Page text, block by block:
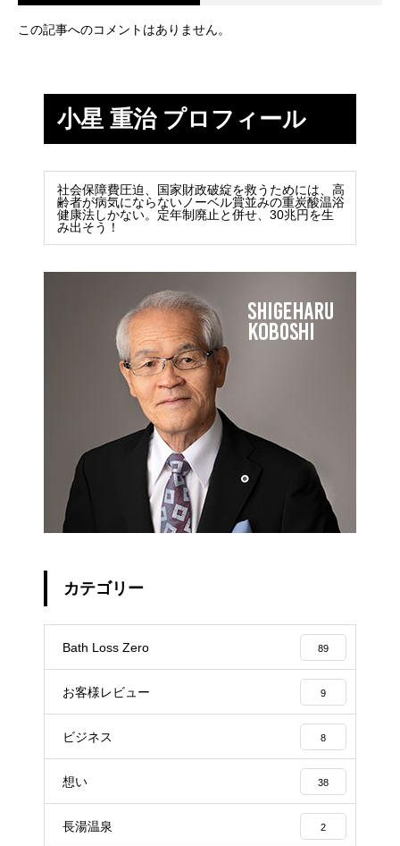
この記事へのコメントはありません。
小星 重治 プロフィール
社会保障費圧迫、国家財政破綻を救うためには、高
齢者が病気にならないノーベル賞並みの重炭酸温浴
健康法しかない。定年制廃止と併せ、30兆円を生
み出そう！
カテゴリー
Bath Loss Zero 89
お客様レビュー 9
ビジネス 8
想い 38
長湯温泉 2